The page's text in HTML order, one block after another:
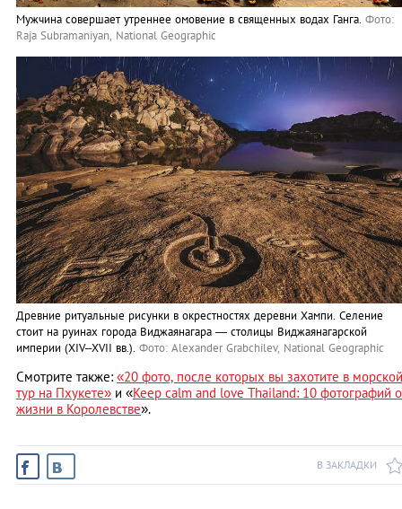
Мужчина совершает утреннее омовение в священных водах Ганга. Фото:
Raja Subramaniyan, National Geographic
Древние ритуальные рисунки в окрестностях деревни Хампи. Селение
стоит на руинах города Виджаянагара — столицы Виджаянагарской
империи (XIV–XVII вв.). Фото: Alexander Grabchilev, National Geographic
Смотрите также: «20 фото, после которых вы захотите в морской
тур на Пхукете» и «Keep сalm and love Thailand: 10 фотографий о
жизни в Королевстве».
В ЗАКЛАДКИ